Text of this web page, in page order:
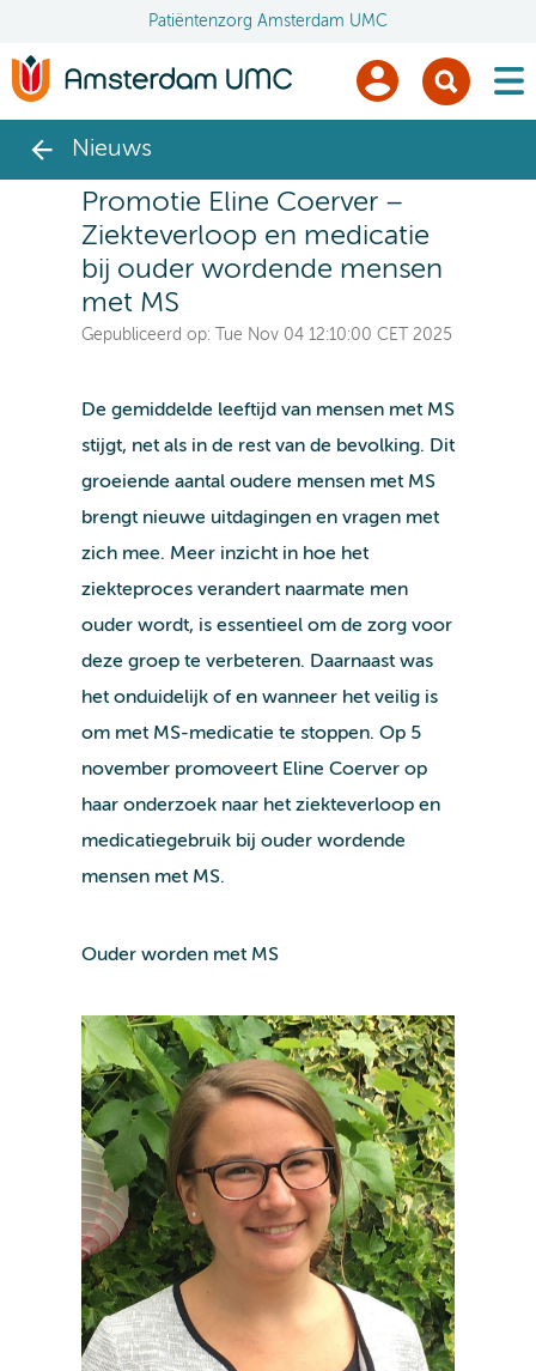
Patiëntenzorg Amsterdam UMC
Nieuws
Promotie Eline Coerver –
Ziekteverloop en medicatie
bij ouder wordende mensen
met MS
Gepubliceerd op: Tue Nov 04 12:10:00 CET 2025
De gemiddelde leeftijd van mensen met MS
stijgt, net als in de rest van de bevolking. Dit
groeiende aantal oudere mensen met MS
brengt nieuwe uitdagingen en vragen met
zich mee. Meer inzicht in hoe het
ziekteproces verandert naarmate men
ouder wordt, is essentieel om de zorg voor
deze groep te verbeteren. Daarnaast was
het onduidelijk of en wanneer het veilig is
om met MS-medicatie te stoppen. Op 5
november promoveert Eline Coerver op
haar onderzoek naar het ziekteverloop en
medicatiegebruik bij ouder wordende
mensen met MS.
Ouder worden met MS